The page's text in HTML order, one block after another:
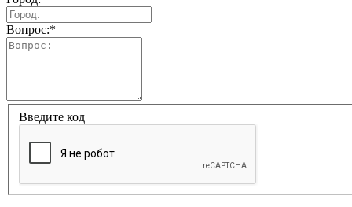
Вопрос:*
Введите код